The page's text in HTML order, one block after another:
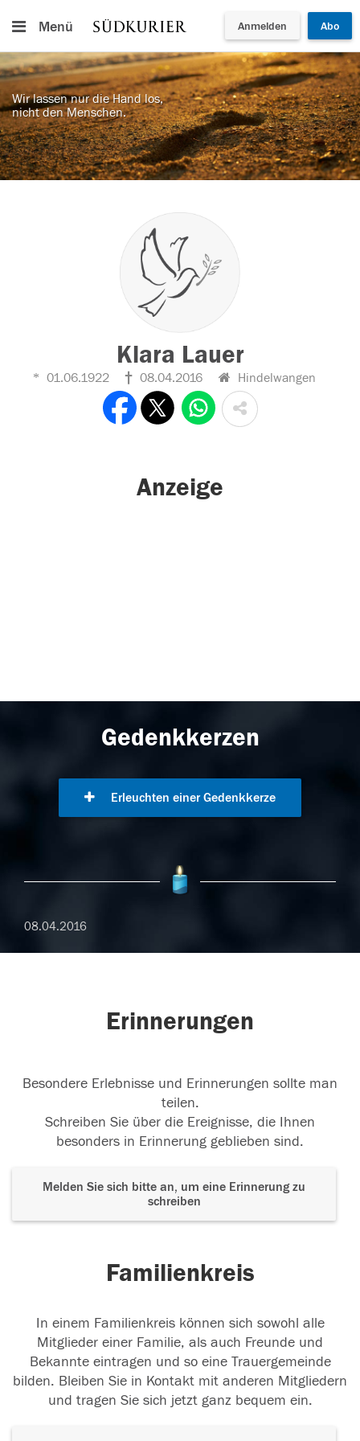
Menü Anmelden Abo
Wir lassen nur die Hand los,
nicht den Menschen.
Klara Lauer
01.06.1922 08.04.2016 Hindelwangen
Anzeige
Gedenkkerzen
Erleuchten einer Gedenkkerze
08.04.2016
Erinnerungen
Besondere Erlebnisse und Erinnerungen sollte man
teilen.
Schreiben Sie über die Ereignisse, die Ihnen
besonders in Erinnerung geblieben sind.
Melden Sie sich bitte an, um eine Erinnerung zu
schreiben
Familienkreis
In einem Familienkreis können sich sowohl alle
Mitglieder einer Familie, als auch Freunde und
Bekannte eintragen und so eine Trauergemeinde
bilden. Bleiben Sie in Kontakt mit anderen Mitgliedern
und tragen Sie sich jetzt ganz bequem ein.